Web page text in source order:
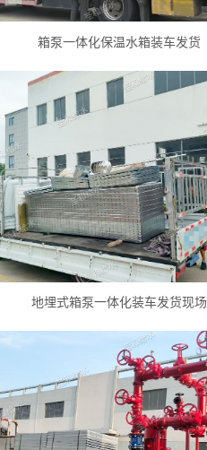
箱泵一体化保温水箱装车发货
地埋式箱泵一体化装车发货现场